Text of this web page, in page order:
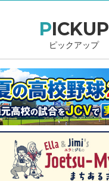
PICKUP
ピックアップ